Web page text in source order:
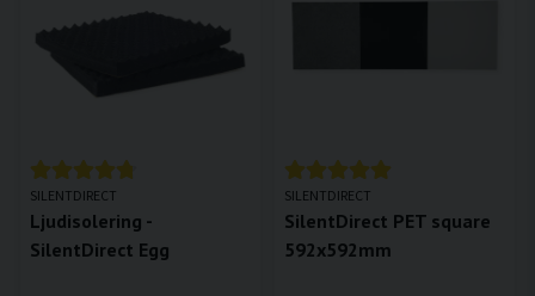
SILENTDIRECT
Ljudisolering -
SilentDirect Egg
SILENTDIRECT
SilentDirect PET square
592x592mm